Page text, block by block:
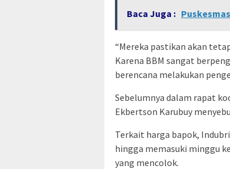
Baca Juga :
“Mereka pastikan akan
Karena BBM sangat
berencana melakukan
Sebelumnya dalam rapat
Ekbertson Karubuy
Terkait harga bapok,
hingga memasuki minggu
yang mencolok.